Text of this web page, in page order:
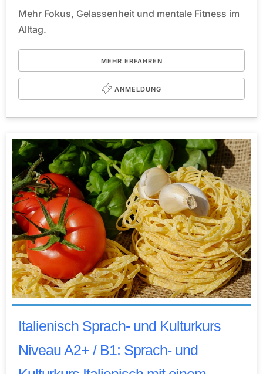
Mehr Fokus, Gelassenheit und mentale Fitness im
Alltag.
MEHR ERFAHREN
ANMELDUNG
Italienisch Sprach- und Kulturkurs
Niveau A2+ / B1: Sprach- und